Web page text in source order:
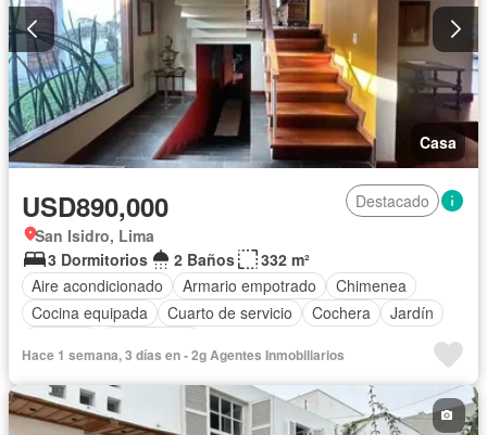
Casa
USD890,000
Destacado
San Isidro, Lima
3 Dormitorios
2 Baños
332 m²
Aire acondicionado
Armario empotrado
Chimenea
Cocina equipada
Cuarto de servicio Cochera
Jardín
Hace 1 semana, 3 días en - 2g Agentes Inmobiliarios